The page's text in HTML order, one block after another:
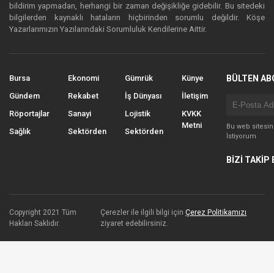
bildirim yapmadan, herhangi bir zaman değişikliğe gidebilir. Bu sitedeki
bilgilerden kaynaklı hataların hiçbirinden sorumlu değildir. Köşe
Yazarlarımızın Yazılarındaki Sorumluluk Kendilerine Aittir.
Bursa
Gündem
Röportajlar
Sağlık
Ekonomi
Rekabet
Sanayi
Sektörden
Gümrük
İş Dünyası
Lojistik
Sektörden
Künye
İletişim
KVKK
Metni
BÜLTEN
Bu web
İstiyorum
BİZİ TAKİP
Copyright 2021 Tüm
Hakları Saklıdır.
Çerezler ile ilgili bilgi içinÇerez Politikamızı
ziyaret edebilirsiniz.